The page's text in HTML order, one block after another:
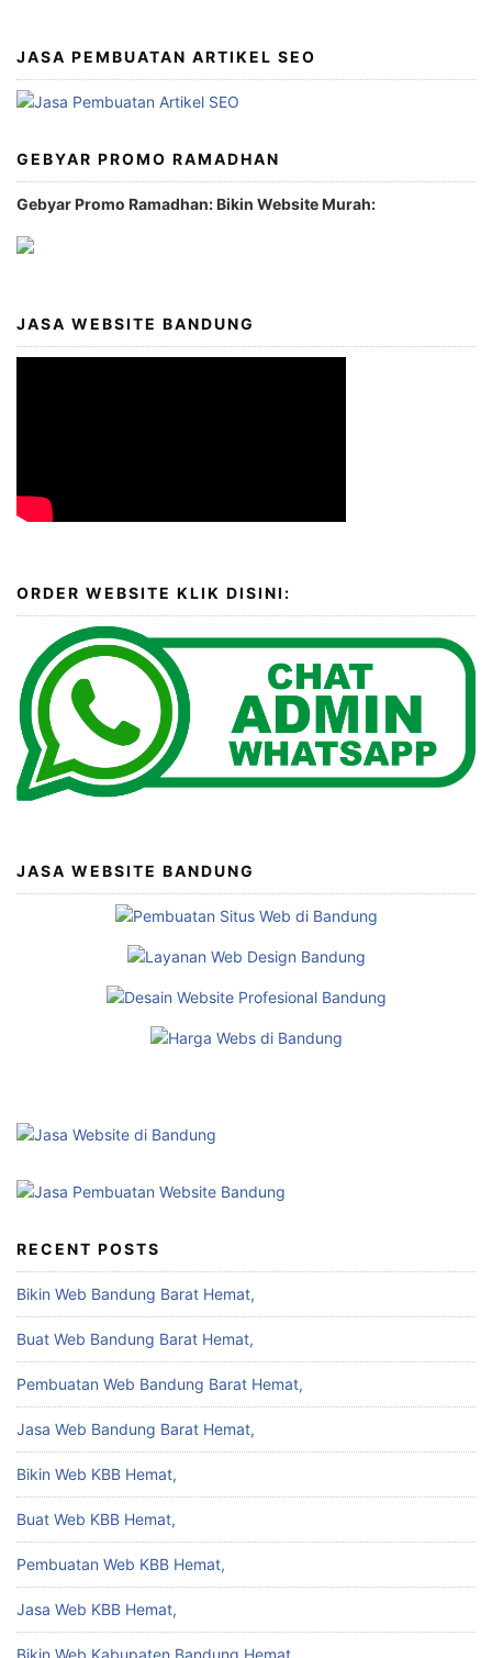
JASA PEMBUATAN ARTIKEL SEO
GEBYAR PROMO RAMADHAN
Gebyar Promo Ramadhan: Bikin Website Murah:
JASA WEBSITE BANDUNG
ORDER WEBSITE KLIK DISINI:
JASA WEBSITE BANDUNG
RECENT POSTS
Bikin Web Bandung Barat Hemat,
Buat Web Bandung Barat Hemat,
Pembuatan Web Bandung Barat Hemat,
Jasa Web Bandung Barat Hemat,
Bikin Web KBB Hemat,
Buat Web KBB Hemat,
Pembuatan Web KBB Hemat,
Jasa Web KBB Hemat,
Bikin Web Kabupaten Bandung Hemat,